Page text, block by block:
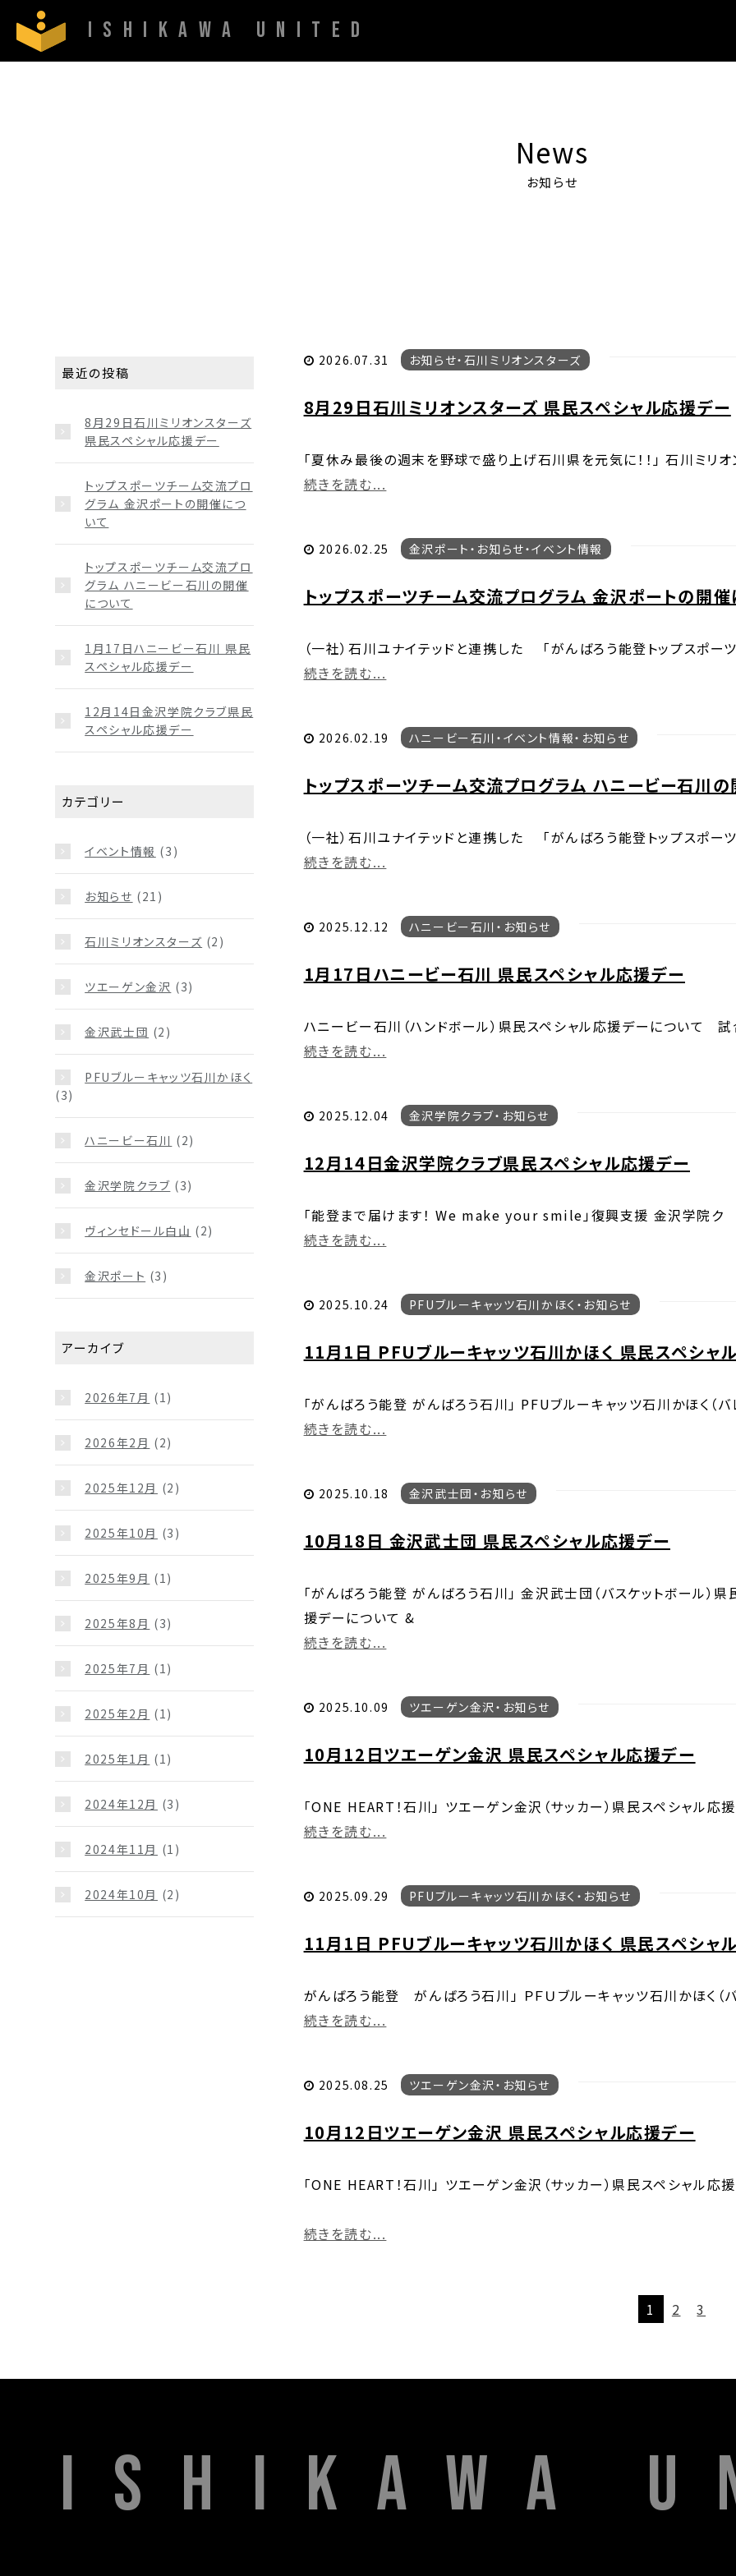
ISHIKAWA UNITED
News
お知らせ
2026.07.31 お知らせ 石川ミリオンスターズ
8月29日石川ミリオンスターズ 県民スペシャル応援デー
「夏休み最後の週末を野球で盛り上げ石川県を元気に！！」 石川ミリオ
続きを読む...
2026.02.25 金沢ポート お知らせ イベント情報
トップスポーツチーム交流プログラム 金沢ポートの開催
（一社）石川ユナイテッドと連携した 「がんばろう能登トップスポー
続きを読む...
2026.02.19 ハニービー石川 イベント情報 お知らせ
トップスポーツチーム交流プログラム ハニービー石川
（一社）石川ユナイテッドと連携した 「がんばろう能登トップスポー
続きを読む...
2025.12.12 ハニービー石川 お知らせ
1月17日ハニービー石川 県民スペシャル応援デー
ハニービー石川（ハンドボール）県民スペシャル応援デーについて 試
続きを読む...
2025.12.04 金沢学院クラブ お知らせ
12月14日金沢学院クラブ県民スペシャル応援デー
「能登まで届けます！ We make your smile」復興支援 金沢学院ク
続きを読む...
2025.10.24 PFUブルーキャッツ石川かほく お知らせ
11月1日 PFUブルーキャッツ石川かほく 県民スペシャ
「がんばろう能登 がんばろう石川」 PFUブルーキャッツ石川かほく（
続きを読む...
2025.10.18 金沢武士団 お知らせ
10月18日 金沢武士団 県民スペシャル応援デー
「がんばろう能登 がんばろう石川」 金沢武士団（バスケットボール）
援デーについて &
続きを読む...
2025.10.09 ツエーゲン金沢 お知らせ
10月12日ツエーゲン金沢 県民スペシャル応援デー
「ONE HEART！石川」 ツエーゲン金沢（サッカー）県民スペシャル応
続きを読む...
2025.09.29 PFUブルーキャッツ石川かほく お知らせ
11月1日 PFUブルーキャッツ石川かほく 県民スペシャ
がんばろう能登 がんばろう石川」 ＰＦＵブルーキャッツ石川かほく（
続きを読む...
2025.08.25 ツエーゲン金沢 お知らせ
10月12日ツエーゲン金沢 県民スペシャル応援デー
「ONE HEART！石川」 ツエーゲン金沢（サッカー）県民スペシャル応
続きを読む...
1 2 3
最近の投稿
8月29日石川ミリオンスターズ
県民スペシャル応援デー
トップスポーツチーム交流プロ
グラム 金沢ポートの開催につ
いて
トップスポーツチーム交流プロ
グラム ハニービー石川の開催
について
1月17日ハニービー石川 県民
スペシャル応援デー
12月14日金沢学院クラブ県民
スペシャル応援デー
カテゴリー
イベント情報 (3)
お知らせ (21)
石川ミリオンスターズ (2)
ツエーゲン金沢 (3)
金沢武士団 (2)
PFUブルーキャッツ石川かほく
(3)
ハニービー石川 (2)
金沢学院クラブ (3)
ヴィンセドール白山 (2)
金沢ポート (3)
アーカイブ
2026年7月 (1)
2026年2月 (2)
2025年12月 (2)
2025年10月 (3)
2025年9月 (1)
2025年8月 (3)
2025年7月 (1)
2025年2月 (1)
2025年1月 (1)
2024年12月 (3)
2024年11月 (1)
2024年10月 (2)
ISHIKAWA